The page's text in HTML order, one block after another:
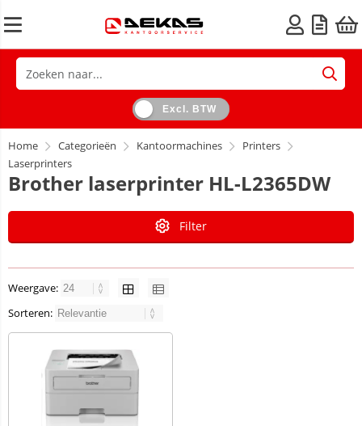
Excl. BTW
Home Categorieën Kantoormachines
Printers
Laserprinters
Brother laserprinter HL-L2365DW
Filter
Weergave:
Sorteren: